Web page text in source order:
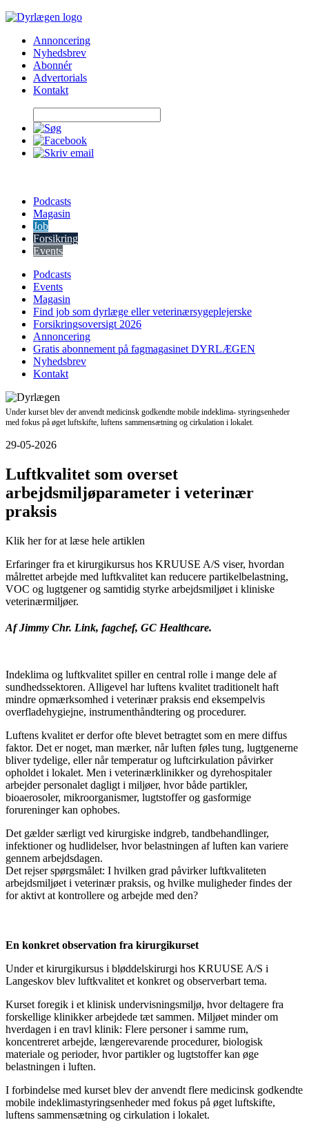
Skip
contentAnnoncering
Nyhedsbrev
Abonnér
Advertorials
Kontakt
Podcasts
Magasin
Job
Forsikring
Events
Podcasts
Events
Magasin
Find job som dyrlæge eller veterinærsygeplejerske
Forsikringsoversigt 2026
Annoncering
Gratis abonnement på fagmagasinet DYRLÆGEN
Nyhedsbrev
Kontakt
Under kurset blev der anvendt medicinsk godkendte mobile indeklima- styringsenheder
med fokus på øget luftskifte, luftens sammensætning og cirkulation i lokalet.
29-05-2026
Luftkvalitet som overset
arbejdsmiljøparameter i veterinær
praksis
Klik her for at læse hele artiklen
Erfaringer fra et kirurgikursus hos KRUUSE A/S viser, hvordan
målrettet arbejde med luftkvalitet kan reducere partikelbelastning,
VOC og lugtgener og samtidig styrke arbejdsmiljøet i kliniske
veterinærmiljøer.
Af Jimmy Chr. Link, fagchef, GC Healthcare.
Indeklima og luftkvalitet spiller en central rolle i mange dele af
sundhedssektoren. Alligevel har luftens kvalitet traditionelt haft
mindre opmærksomhed i veterinær praksis end eksempelvis
overfladehygiejne, instrumenthåndtering og procedurer.
Luftens kvalitet er derfor ofte blevet betragtet som en mere diffus
faktor. Det er noget, man mærker, når luften føles tung, lugtgenerne
bliver tydelige, eller når temperatur og luftcirkulation påvirker
opholdet i lokalet. Men i veterinærklinikker og dyrehospitaler
arbejder personalet dagligt i miljøer, hvor både partikler,
bioaerosoler, mikroorganismer, lugtstoffer og gasformige
forureninger kan ophobes.
Det gælder særligt ved kirurgiske indgreb, tandbehandlinger,
infektioner og hudlidelser, hvor belastningen af luften kan variere
gennem arbejdsdagen.
Det rejser spørgsmålet: I hvilken grad påvirker luftkvaliteten
arbejdsmiljøet i veterinær praksis, og hvilke muligheder findes der
for aktivt at kontrollere og arbejde med den?
En konkret observation fra kirurgikurset
Under et kirurgikursus i bløddelskirurgi hos KRUUSE A/S i
Langeskov blev luftkvalitet et konkret og observerbart tema.
Kurset foregik i et klinisk undervisningsmiljø, hvor deltagere fra
forskellige klinikker arbejdede tæt sammen. Miljøet minder om
hverdagen i en travl klinik: Flere personer i samme rum,
koncentreret arbejde, længerevarende procedurer, biologisk
materiale og perioder, hvor partikler og lugtstoffer kan øge
belastningen i luften.
I forbindelse med kurset blev der anvendt flere medicinsk godkendte
mobile indeklimastyringsenheder med fokus på øget luftskifte,
luftens sammensætning og cirkulation i lokalet.